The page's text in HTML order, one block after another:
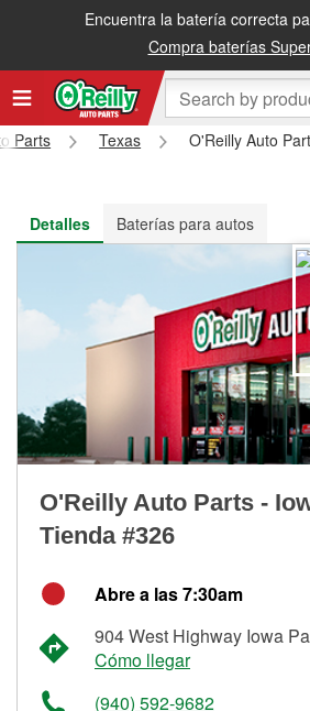
Encuentra la batería correcta
Compra baterías
Recibe tu orden gratis al día siguiente
Parts Texas
O'Reilly Auto
Detalles
Baterías para autos
O'Reilly Auto Parts -
Tienda #326
Abre a las 7:30am
904 West Highway Iowa
Cómo llegar
(940) 592-9682